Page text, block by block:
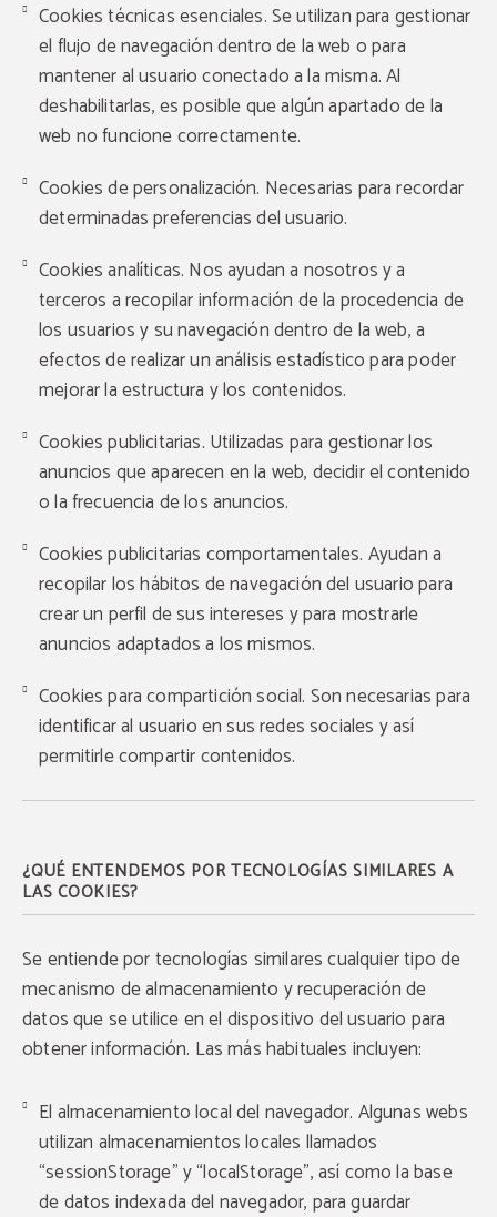
Cookies técnicas esenciales. Se utilizan para gestionar
el flujo de navegación dentro de la web o para
mantener al usuario conectado a la misma. Al
deshabilitarlas, es posible que algún apartado de la
web no funcione correctamente.
Cookies de personalización. Necesarias para recordar
determinadas preferencias del usuario.
Cookies analíticas. Nos ayudan a nosotros y a
terceros a recopilar información de la procedencia de
los usuarios y su navegación dentro de la web, a
efectos de realizar un análisis estadístico para poder
mejorar la estructura y los contenidos.
Cookies publicitarias. Utilizadas para gestionar los
anuncios que aparecen en la web, decidir el contenido
o la frecuencia de los anuncios.
Cookies publicitarias comportamentales. Ayudan a
recopilar los hábitos de navegación del usuario para
crear un perfil de sus intereses y para mostrarle
anuncios adaptados a los mismos.
Cookies para compartición social. Son necesarias para
identificar al usuario en sus redes sociales y así
permitirle compartir contenidos.
¿QUÉ ENTENDEMOS POR TECNOLOGÍAS SIMILARES A
LAS COOKIES?
Se entiende por tecnologías similares cualquier tipo de
mecanismo de almacenamiento y recuperación de
datos que se utilice en el dispositivo del usuario para
obtener información. Las más habituales incluyen:
El almacenamiento local del navegador. Algunas webs
utilizan almacenamientos locales llamados
“sessionStorage” y “localStorage”, así como la base
de datos indexada del navegador, para guardar